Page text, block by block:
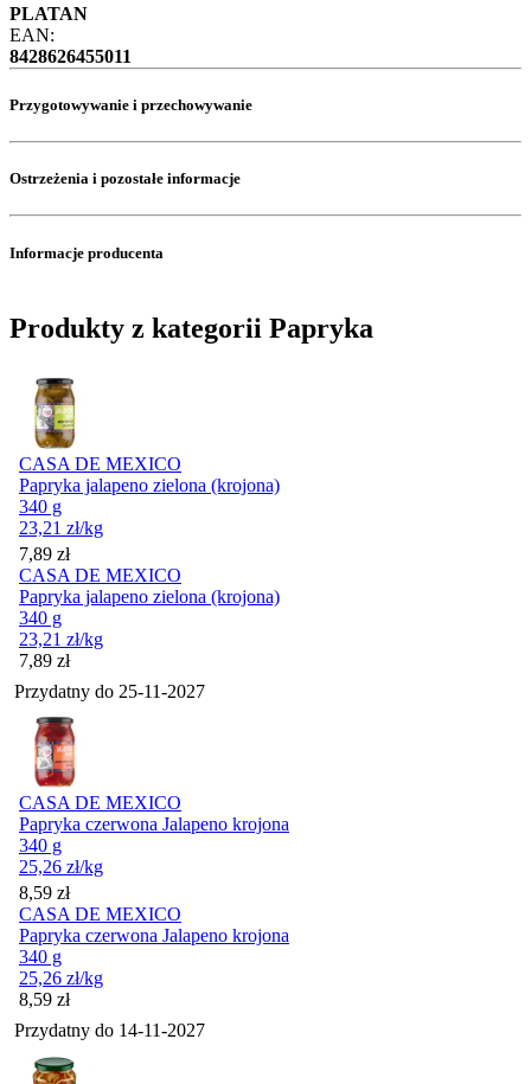
PLATAN
EAN:
8428626455011
Przygotowywanie i przechowywanie
Ostrzeżenia i pozostałe informacje
Informacje producenta
Produkty z kategorii Papryka
CASA DE MEXICO
Papryka jalapeno zielona (krojona)
340 g
23,21 zł/kg
Cena
7,89 zł
CASA DE MEXICO
Papryka jalapeno zielona (krojona)
340 g
23,21 zł/kg
Cena
7,89 zł
Przydatny do 25-11-2027
CASA DE MEXICO
Papryka czerwona Jalapeno krojona
340 g
25,26 zł/kg
Cena
8,59 zł
CASA DE MEXICO
Papryka czerwona Jalapeno krojona
340 g
25,26 zł/kg
Cena
8,59 zł
Przydatny do 14-11-2027